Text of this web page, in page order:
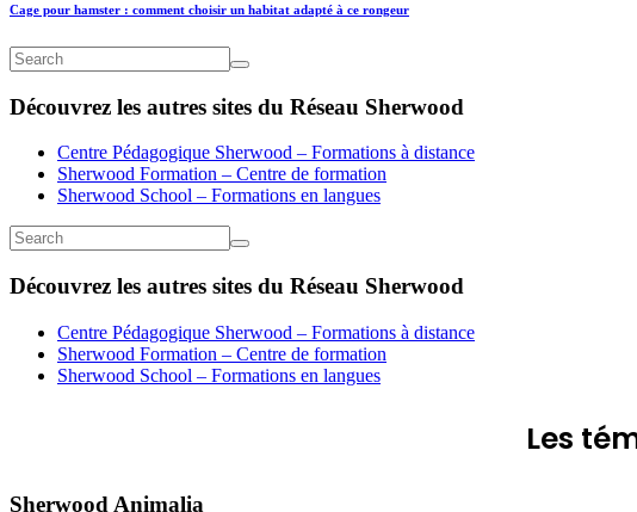
Cage pour hamster : comment choisir un habitat adapté à ce rongeur
Découvrez les autres sites du Réseau Sherwood
Centre Pédagogique Sherwood – Formations à distance
Sherwood Formation – Centre de formation
Sherwood School – Formations en langues
Découvrez les autres sites du Réseau Sherwood
Centre Pédagogique Sherwood – Formations à distance
Sherwood Formation – Centre de formation
Sherwood School – Formations en langues
Les
Sherwood Animalia